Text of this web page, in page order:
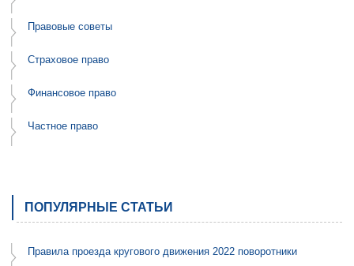
Правовые советы
Страховое право
Финансовое право
Частное право
ПОПУЛЯРНЫЕ СТАТЬИ
Правила проезда кругового движения 2022 поворотники